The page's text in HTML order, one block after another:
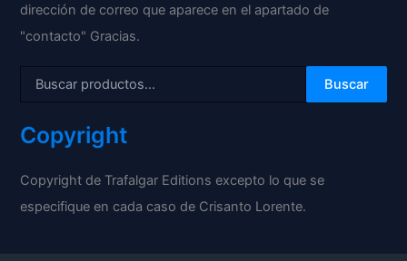
dirección de correo que aparece en el apartado de
"contacto" Gracias.
Buscar
Copyright
Copyright de Trafalgar Editions excepto lo que se
especifique en cada caso de Crisanto Lorente.